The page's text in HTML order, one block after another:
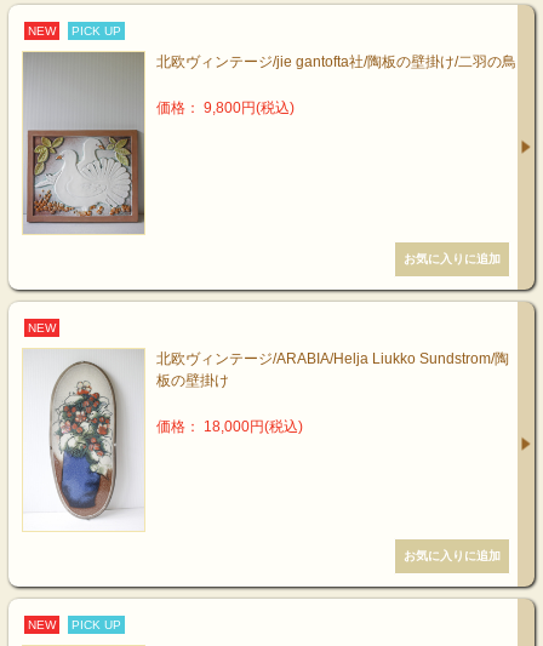
NEW PICK UP
北欧ヴィンテージ/jie gantofta社/陶板の壁掛け/二羽の鳥
価格： 9,800円(税込)
NEW
北欧ヴィンテージ/ARABIA/Helja Liukko Sundstrom/陶
板の壁掛け
価格： 18,000円(税込)
NEW PICK UP